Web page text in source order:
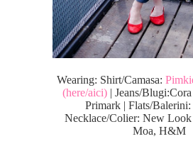
Wearing: Shirt/Camasa:
(here/aici) | Jeans/
Primark | Flats/Balerini:
Necklace/Colier: New Look
Moa, H&M